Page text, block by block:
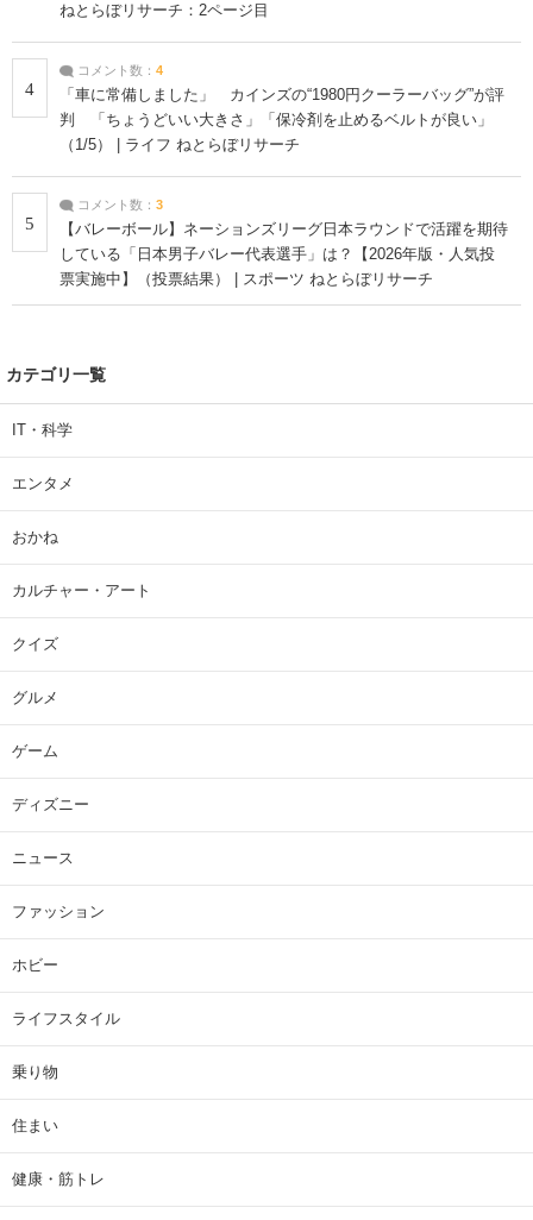
ねとらぼリサーチ：2ページ目
4
コメント数： 4
「車に常備しました」 カインズの“1980円クーラーバッグ”が評
判 「ちょうどいい大きさ」「保冷剤を止めるベルトが良い」
（1/5） | ライフ ねとらぼリサーチ
5
コメント数： 3
【バレーボール】ネーションズリーグ日本ラウンドで活躍を期待
している「日本男子バレー代表選手」は？【2026年版・人気投
票実施中】（投票結果） | スポーツ ねとらぼリサーチ
カテゴリ一覧
IT・科学
エンタメ
おかね
カルチャー・アート
クイズ
グルメ
ゲーム
ディズニー
ニュース
ファッション
ホビー
ライフスタイル
乗り物
住まい
健康・筋トレ